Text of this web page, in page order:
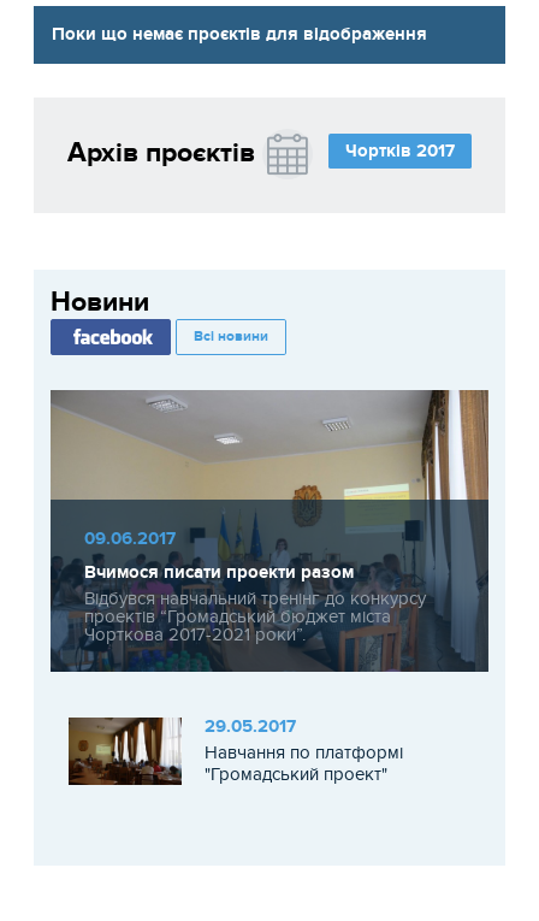
Поки що немає проєктів для відображення
Архів проєктів Чортків 2017
Новини
Всі новини
09.06.2017
Вчимося писати проекти разом
Відбувся навчальний тренінг до конкурсу
проектів “Громадський бюджет міста
Чорткова 2017-2021 роки”.
29.05.2017
Навчання по платформі
"Громадський проект"